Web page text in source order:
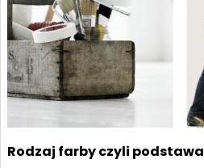
Rodzaj farby czyli podstawa